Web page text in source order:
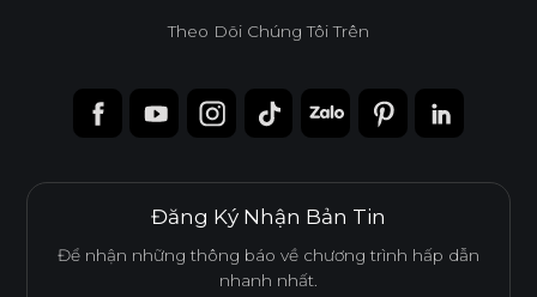
Theo Dõi Chúng Tôi Trên
Đăng Ký Nhận Bản Tin
Để nhận những thông báo về chương trình hấp dẫn
nhanh nhất.